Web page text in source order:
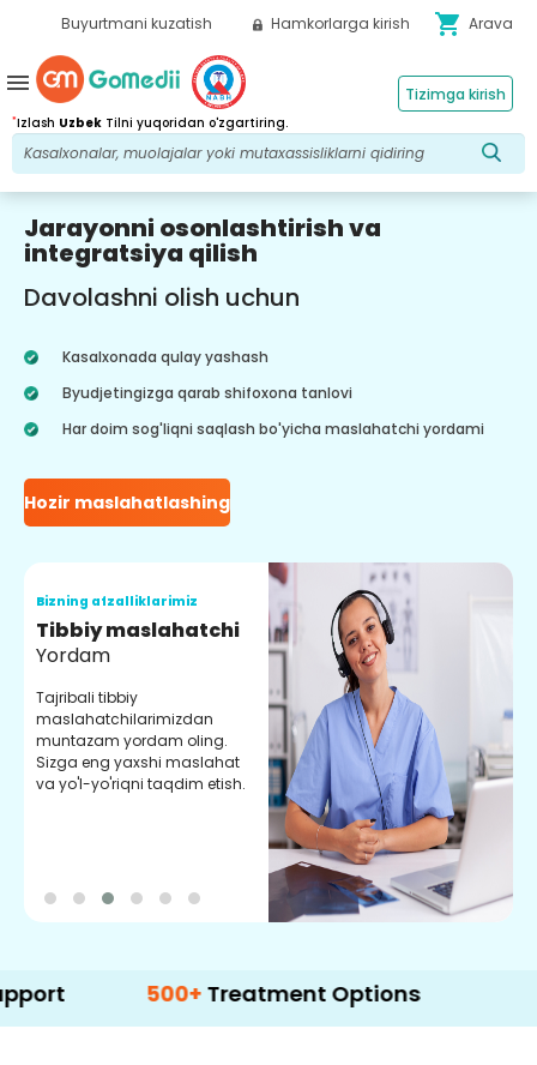
Buyurtmani kuzatish Hamkorlarga kirish shopping_cart Arava
*Izlash Uzbek Tilni yuqoridan o'zgartiring.
Tizimga kirish
menu
Jarayonni osonlashtirish va
integratsiya qilish
Davolashni olish uchun
Kasalxonada qulay yashash
Byudjetingizga qarab shifoxona tanlovi
Har doim sog'liqni saqlash bo'yicha maslahatchi yordami
Hozir maslahatlashing
Bizning afzalliklarimiz
Tibbiy maslahatchi
Yordam
Tajribali tibbiy
maslahatchilarimizdan
muntazam yordam oling.
Sizga eng yaxshi maslahat
va yo'l-yo'riqni taqdim etish.
500+ Treatment Options